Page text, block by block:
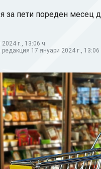
за пети пореден месец
2024 г., 13:06 ч.
17 януари 2024 г., 13:06